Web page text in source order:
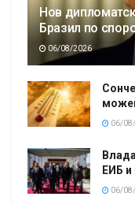
Нов
Бразил по
06/08/2026
06/
ЕИБ
06/